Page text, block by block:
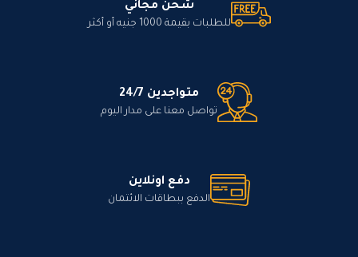
شحن مجاني
للطلبات بقيمة 1000 جنيه أو أكثر
متواجدين 24/7
تواصل معنا على مدار اليوم
دفع اونلاين
الدفع ببطاقات الائتمان